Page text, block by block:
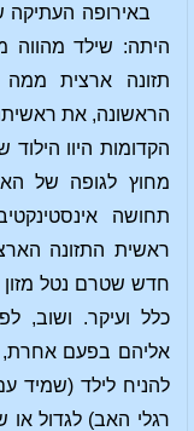
באירופה העתיקה
היתה: שילד מהווה
תזונה ארצית
הראשונה, את
הקדומות היוו
מחוץ לגופה של
תחושה
ראשית התזונה
חדש שטרם נטל
כלל ועיקר. ושוב,
אליהם בפעם אחרת,
להניח לילד (שמיד
רגלי האב) לגדול או